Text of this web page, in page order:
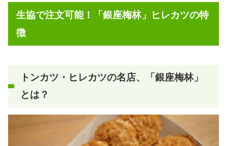
生協で注文可能！「銀座梅林」ヒレカツの特
徴
トンカツ・ヒレカツの名店、「銀座梅林」
とは？